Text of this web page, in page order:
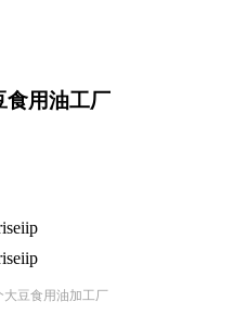
食用油工厂
豆食用油加工厂